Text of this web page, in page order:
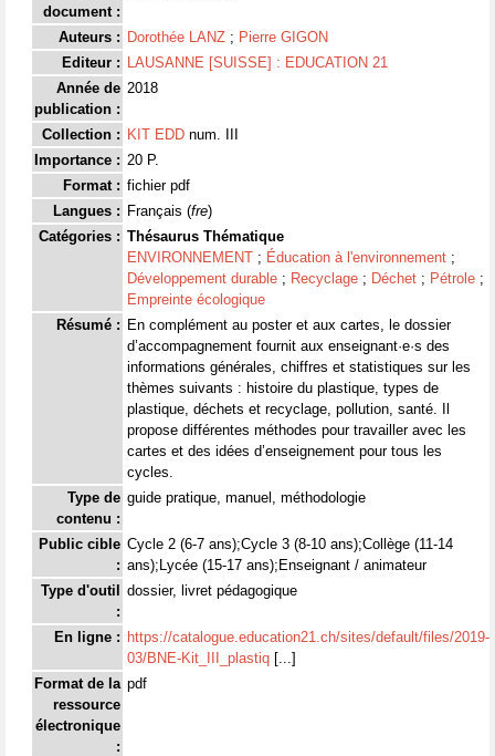
document :
Auteurs : Dorothée LANZ ; Pierre GIGON
Editeur : LAUSANNE [SUISSE] : EDUCATION 21
Année de
publication :
2018
Collection : KIT EDD num. III
Importance : 20 P.
Format : fichier pdf
Langues : Français (fre)
Catégories : Thésaurus Thématique
ENVIRONNEMENT ; Éducation à l'environnement ;
Développement durable ; Recyclage ; Déchet ; Pétrole ;
Empreinte écologique
Résumé : En complément au poster et aux cartes, le dossier
d’accompagnement fournit aux enseignant·e·s des
informations générales, chiffres et statistiques sur les
thèmes suivants : histoire du plastique, types de
plastique, déchets et recyclage, pollution, santé. Il
propose différentes méthodes pour travailler avec les
cartes et des idées d’enseignement pour tous les
cycles.
Type de
contenu :
guide pratique, manuel, méthodologie
Public cible
:
Cycle 2 (6-7 ans);Cycle 3 (8-10 ans);Collège (11-14
ans);Lycée (15-17 ans);Enseignant / animateur
Type d'outil
:
dossier, livret pédagogique
En ligne : https://catalogue.education21.ch/sites/default/files/2019-
03/BNE-Kit_III_plastiq [...]
Format de la
ressource
électronique
:
pdf